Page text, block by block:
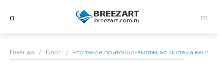
Главная / Блог / Что такое приточно-вытяжная система